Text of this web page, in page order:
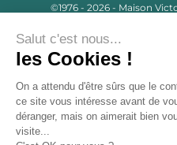
©1976 - 2026 - Maison
Mentions légales
C.G.V.
Politique de confidentialité
FAQ
Livraisons
Salut c'est nous...
les Cookies !
On a attendu d'être sûrs que le
ce site vous intéresse avant de
déranger, mais on aimerait bien
visite...